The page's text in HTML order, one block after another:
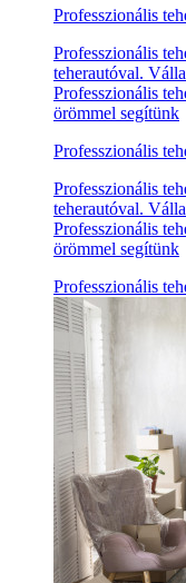
Professzionális
Professzionális
teherautóval.
Professzionális
örömmel segítünk
Professzionális
Professzionális
teherautóval.
Professzionális
örömmel segítünk
Professzionális